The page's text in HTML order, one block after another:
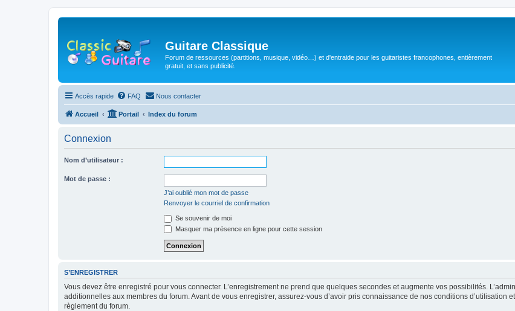
Guitare Classique
Forum de ressources (partitions, musique, vidéo…) et d'entraide pour les guitaristes francophones, entièrement
gratuit, et sans publicité.
Accès rapide FAQ Nous contacter
Accueil Portail Index du forum
Connexion
Nom d’utilisateur :
Mot de passe :
J’ai oublié mon mot de passe
Renvoyer le courriel de confirmation
Se souvenir de moi
Masquer ma présence en ligne pour cette session
S’ENREGISTRER
Vous devez être enregistré pour vous connecter. L’enregistrement ne prend que quelques secondes et augmente vos possibilités.
additionnelles aux membres du forum. Avant de vous enregistrer, assurez-vous d’avoir pris connaissance de nos conditions d’utilisation
règlement du forum.